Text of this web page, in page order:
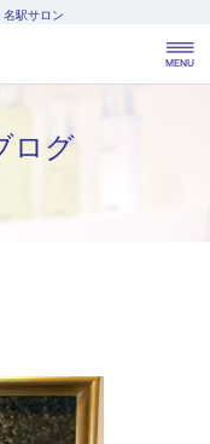
名駅サロン
ログ